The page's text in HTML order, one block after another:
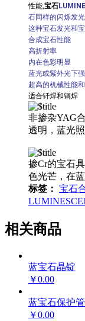
性能,宝石
石同样的闪烁发光
这种宝石发光和
合成宝石性能
高折射率
内在色彩明显
蓝光或紫外光下
超高的机械性能
适合钎焊和铜焊
非掺杂YAG
透明，蓝光
掺Cr的宝石
色光芒，在
标签： 宝石
相关商品
蓝宝石晶锭
￥0.00
蓝宝石保护管
￥0.00